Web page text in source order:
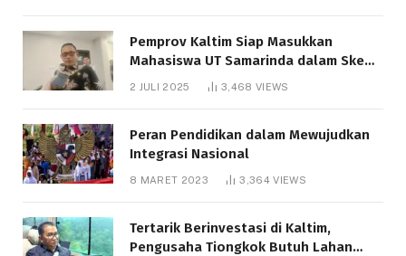
Pemprov Kaltim Siap Masukkan
Mahasiswa UT Samarinda dalam Skema
Bantuan Pendidikan Gratispol
2 JULI 2025 3,468 VIEWS
Peran Pendidikan dalam Mewujudkan
Integrasi Nasional
8 MARET 2023 3,364VIEWS
Tertarik Berinvestasi di Kaltim,
Pengusaha Tiongkok Butuh Lahan